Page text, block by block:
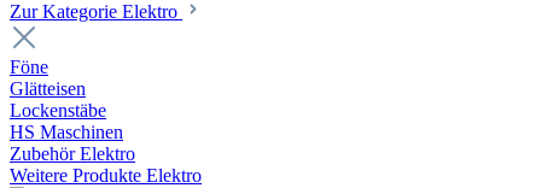
Zur Kategorie Elektro
Föne
Glätteisen
Lockenstäbe
HS Maschinen
Zubehör Elektro
Weitere Produkte Elektro